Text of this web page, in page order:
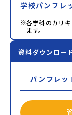
学校パンフレ
※各学科のカリ
ます。
資料ダウンロー
パンフレッ